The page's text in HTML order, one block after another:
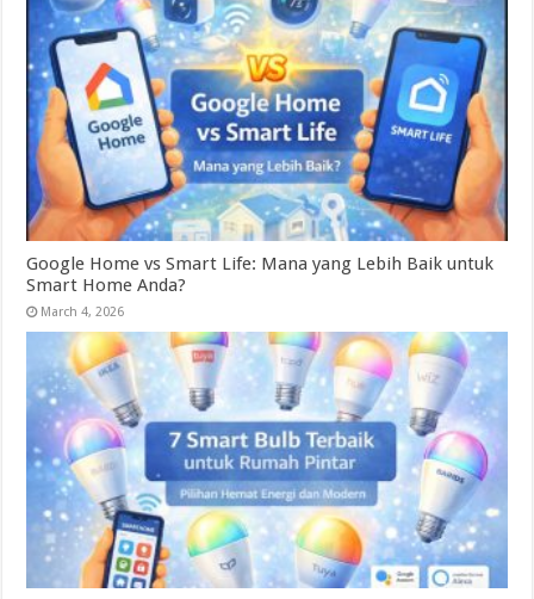
Google Home vs Smart Life: Mana yang Lebih Baik untuk
Smart Home Anda?
March 4, 2026